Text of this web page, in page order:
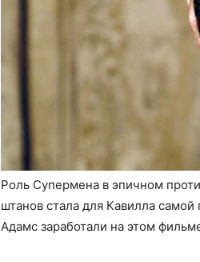
Роль Супермена в эпичном
штанов стала для Кавилла
Адамс заработали на этом